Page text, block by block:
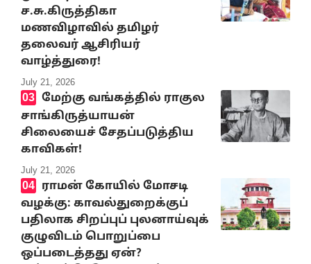
ச.சு.கிருத்திகா
மணவிழாவில் தமிழர்
தலைவர் ஆசிரியர்
வாழ்த்துரை!
July 21, 2026
மேற்கு வங்கத்தில் ராகுல
சாங்கிருத்யாயன்
சிலையைச் சேதப்படுத்திய
காவிகள்!
July 21, 2026
ராமன் கோயில் மோசடி
வழக்கு: காவல்துறைக்குப்
பதிலாக சிறப்புப் புலனாய்வுக்
குழுவிடம் பொறுப்பை
ஒப்படைத்தது ஏன்?